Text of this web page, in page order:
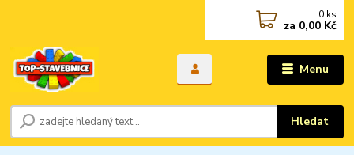
Menu
Hledat
0 ks
za 0,00 Kč